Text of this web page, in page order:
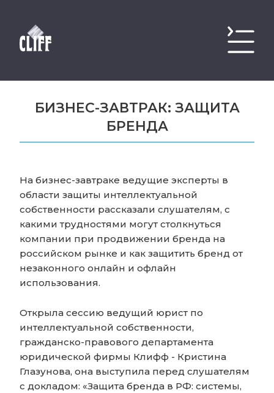
БИЗНЕС-ЗАВТРАК: ЗАЩИТА
БРЕНДА
На бизнес-завтраке ведущие эксперты в
области защиты интеллектуальной
собственности рассказали слушателям, с
какими трудностями могут столкнуться
компании при продвижении бренда на
российском рынке и как защитить бренд от
незаконного онлайн и офлайн
использования.
Открыла сессию ведущий юрист по
интеллектуальной собственности,
гражданско-правового департамента
юридической фирмы Клифф - Кристина
Глазунова, она выступила перед слушателям
с докладом: «Защита бренда в РФ: системы,